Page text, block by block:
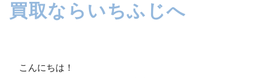
買取ならいちふじへ
こんにちは！